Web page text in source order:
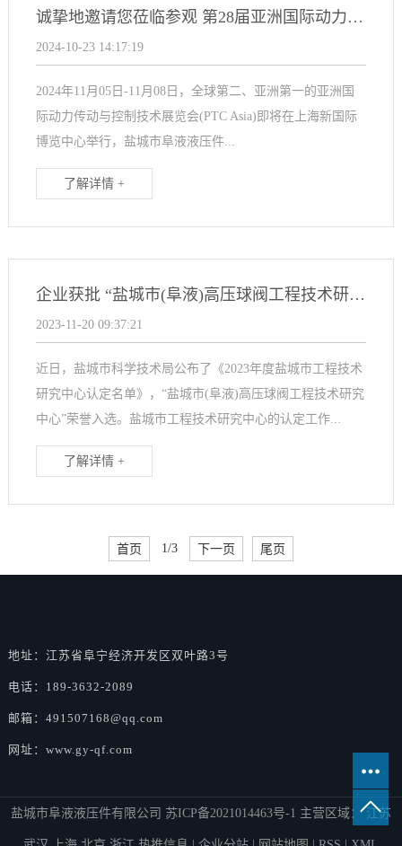
诚挚地邀请您莅临参观 第28届亚洲国际动力传动与控制技术展览会
2024-10-23 14:17:19
2024年11月05日-11月08日，全球第二、亚洲第一的亚洲国
际动力传动与控制技术展览会(PTC Asia)即将在上海新国际
博览中心举行，盐城市阜液液压件...
了解详情 +
企业获批 “盐城市(阜液)高压球阀工程技术研究中心”
2023-11-20 09:37:21
近日，盐城市科学技术局公布了《2023年度盐城市工程技术
研究中心认定名单》，“盐城市(阜液)高压球阀工程技术研究
中心”荣誉入选。盐城市工程技术研究中心的认定工作...
了解详情 +
首页 1/3 下一页 尾页
地址：江苏省阜宁经济开发区双叶路3号
电话：189-3632-2089
邮箱：491507168@qq.com
网址：www.gy-qf.com
盐城市阜液液压件有限公司 苏ICP备2021014463号-1 主营区域：江苏